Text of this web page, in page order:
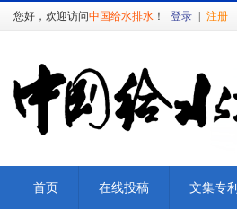
您好，欢迎访问中国给水排水 ！ 登录 注册
首页 在线投稿 文集专利